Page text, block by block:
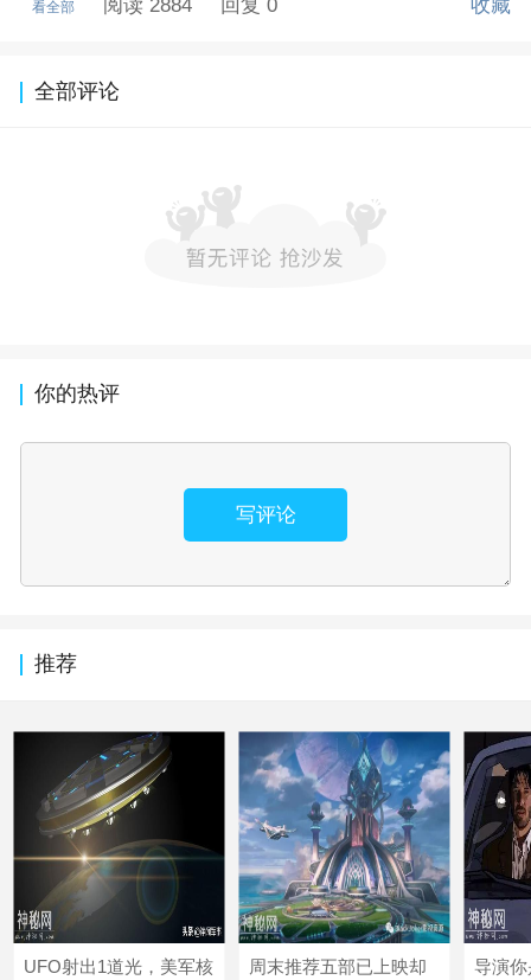
看全部 阅读 2884 回复 0 收藏
全部评论
你的热评
写评论
推荐
UFO射出1道光，美军核
周末推荐五部已上映却
导演